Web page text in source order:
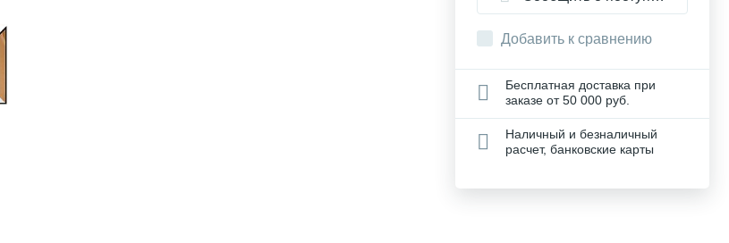
Добавить к сравнению
Бесплатная доставка при
заказе от 50 000 руб.
Наличный и безналичный
расчет, банковские карты